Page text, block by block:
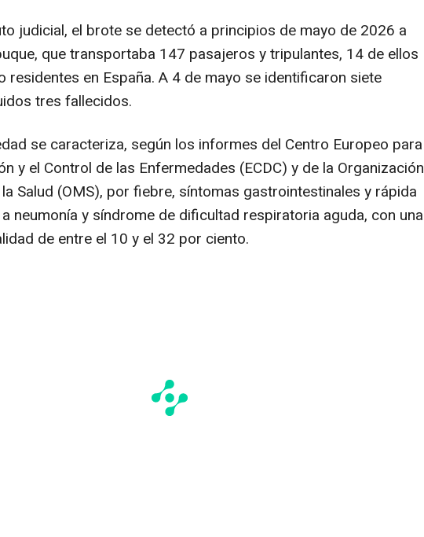
judicial, el brote se detectó a principios de mayo de 2026 a
que transportaba 147 pasajeros y tripulantes, 14 de ellos
residentes en España. A 4 de mayo se identificaron siete
tres fallecidos.
se caracteriza, según los informes del Centro Europeo para
y el Control de las Enfermedades (ECDC) y de la Organización
Salud (OMS), por fiebre, síntomas gastrointestinales y rápida
neumonía y síndrome de dificultad respiratoria aguda, con una
de entre el 10 y el 32 por ciento.